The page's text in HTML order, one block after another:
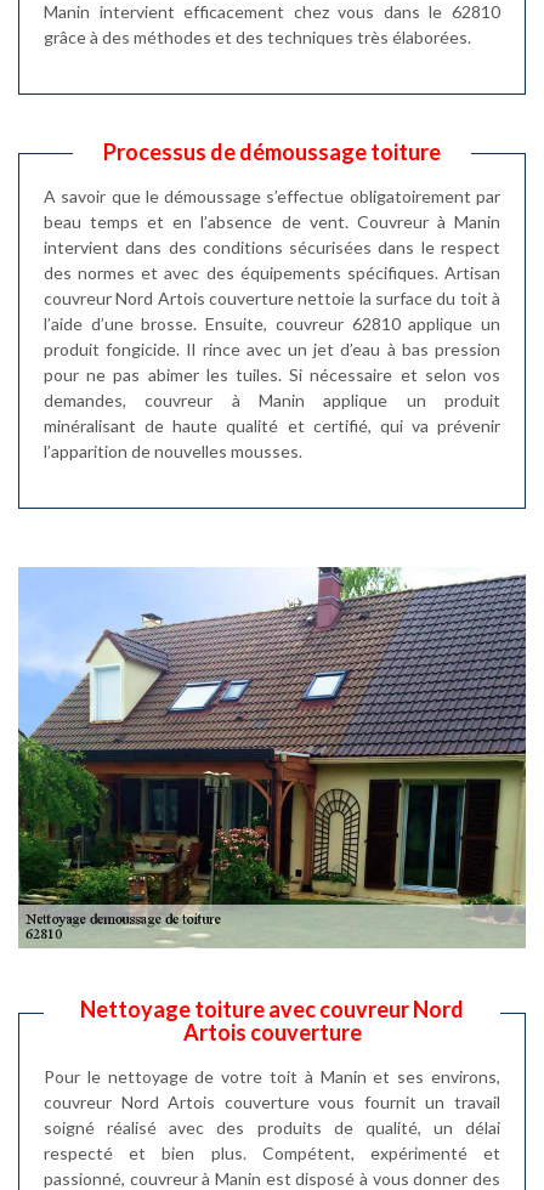
Manin intervient efficacement chez vous dans le 62810
grâce à des méthodes et des techniques très élaborées.
Processus de démoussage toiture
A savoir que le démoussage s’effectue obligatoirement par
beau temps et en l’absence de vent. Couvreur à Manin
intervient dans des conditions sécurisées dans le respect
des normes et avec des équipements spécifiques. Artisan
couvreur Nord Artois couverture nettoie la surface du toit à
l’aide d’une brosse. Ensuite, couvreur 62810 applique un
produit fongicide. Il rince avec un jet d’eau à bas pression
pour ne pas abimer les tuiles. Si nécessaire et selon vos
demandes, couvreur à Manin applique un produit
minéralisant de haute qualité et certifié, qui va prévenir
l’apparition de nouvelles mousses.
Nettoyage toiture avec couvreur Nord
Artois couverture
Pour le nettoyage de votre toit à Manin et ses environs,
couvreur Nord Artois couverture vous fournit un travail
soigné réalisé avec des produits de qualité, un délai
respecté et bien plus. Compétent, expérimenté et
passionné, couvreur à Manin est disposé à vous donner des